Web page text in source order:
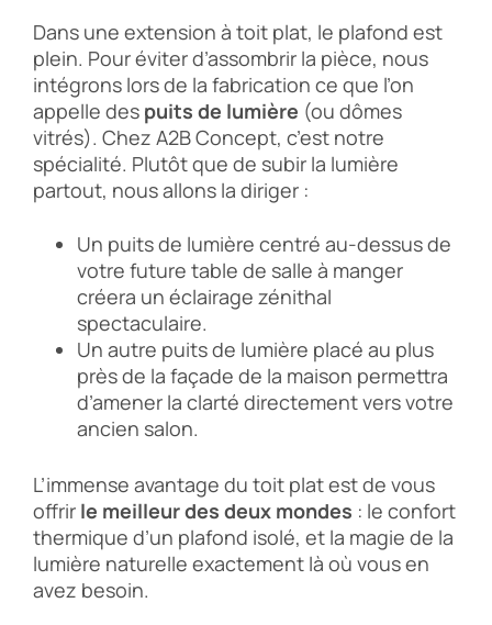
Dans une extension à toit plat, le plafond est
plein. Pour éviter d’assombrir la pièce, nous
intégrons lors de la fabrication ce que l’on
appelle des puits de lumière (ou dômes
vitrés). Chez A2B Concept, c’est notre
spécialité. Plutôt que de subir la lumière
partout, nous allons la diriger :
Un puits de lumière centré au-dessus de
votre future table de salle à manger
créera un éclairage zénithal
spectaculaire.
Un autre puits de lumière placé au plus
près de la façade de la maison permettra
d’amener la clarté directement vers votre
ancien salon.
L’immense avantage du toit plat est de vous
offrir le meilleur des deux mondes : le confort
thermique d’un plafond isolé, et la magie de la
lumière naturelle exactement là où vous en
avez besoin.